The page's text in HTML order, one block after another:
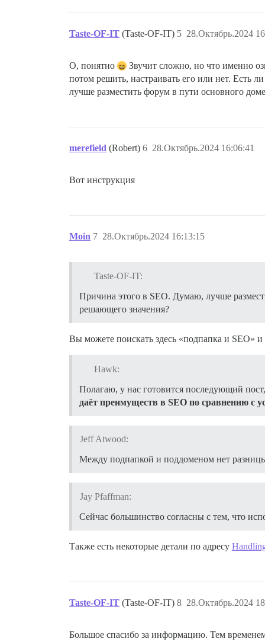
Taste-OF-IT (Taste-OF-IT) 28.Октябрь.2024
5
О, понятно
Звучит сложно, но что именно
потом решить, настраивать его или нет. Есть
лучше разместить форум в пути основного
merefield (Robert) 28.Октябрь.2024 16:06:41
6
Вот инструкция
Moin 28.Октябрь.2024 16:13:15
7
Taste-OF-IT:
Причина этого в SEO. Думаю, лучше
решающего значения?
Вы можете поискать здесь «подпапка и SEO»
Hawk:
Полагаю, у нас готовится последующий
даёт преимуществ в SEO по сравнению с
Jeff Atwood:
Между подпапкой и поддоменом нет
Jay Pfaffman:
Сейчас большинство согласны с тем, что
Также есть некоторые детали по адресу
Taste-OF-IT (Taste-OF-IT) 28.Октябрь.2024
8
Большое спасибо за информацию. Тем